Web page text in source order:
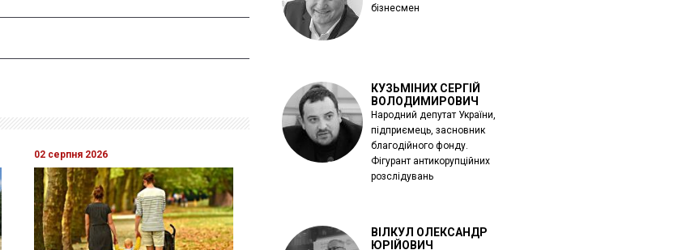
02 серпня 2026
бізнесмен
КУЗЬМІНИХ СЕРГІЙ
ВОЛОДИМИРОВИЧ
Народний депутат України,
підприємець, засновник
благодійного фонду.
Фігурант антикорупційних
розслідувань
ВІЛКУЛ ОЛЕКСАНДР
ЮРІЙОВИЧ